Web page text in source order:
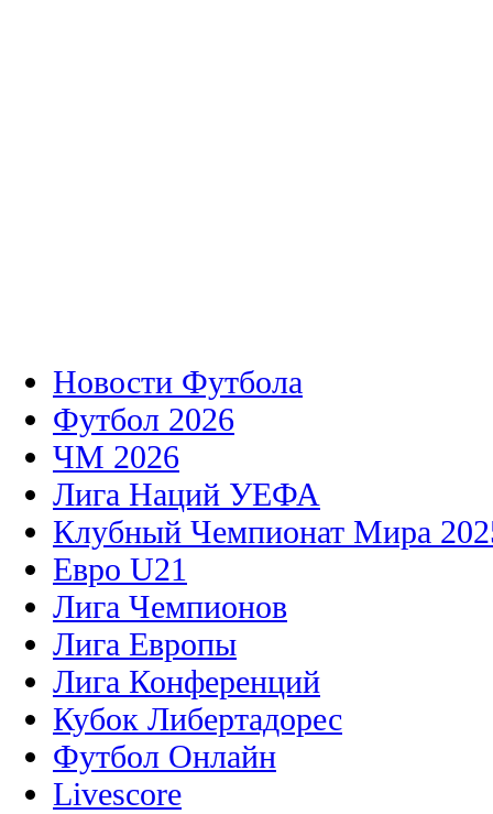
Новости Футбола
Футбол 2026
ЧМ 2026
Лига Наций УЕФА
Клубный Чемпионат Мира
Евро U21
Лига Чемпионов
Лига Европы
Лига Конференций
Кубок Либертадорес
Футбол Онлайн
Livescore